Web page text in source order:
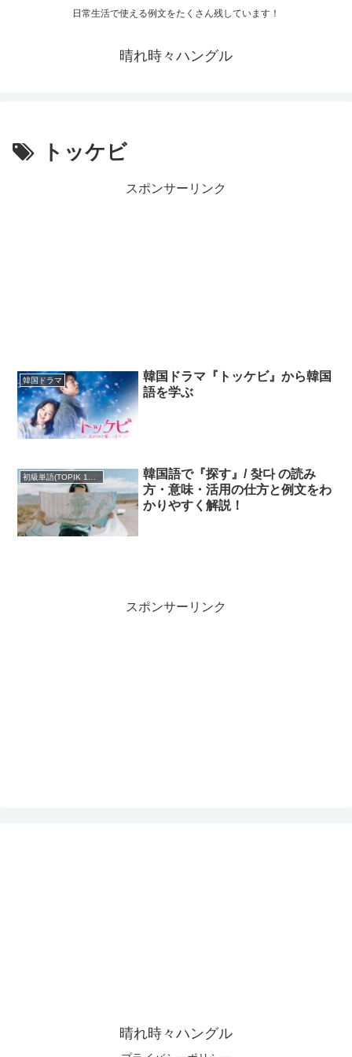
日常生活で使える例文をたくさん残しています！
晴れ時々ハングル
トッケビ
スポンサーリンク
韓国ドラマ
韓国ドラマ『トッケビ』から韓国
語を学ぶ
初級単語(TOPIK 1・2級)
韓国語で『探す』/ 찾다 の読み
方・意味・活用の仕方と例文をわ
かりやすく解説！
スポンサーリンク
晴れ時々ハングル